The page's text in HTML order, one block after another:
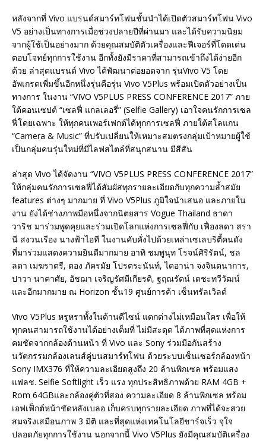
หลังจากที่ Vivo แบรนด์สมาร์ทโฟนชั้นนำได้เปิดตัวสมาร์ทโฟน Vivo
V5 อย่างเป็นทางการเมื่อช่วงปลายปีที่ผ่านมา และได้รับความนิยม
จากผู้ใช้เป็นอย่างมาก ด้วยคุณสมบัติตัวเครื่องและฟีเจอร์ที่โดดเด่น
ตอบโจทย์ทุกการใช้งาน อีกทั้งยังมีราคาที่สามารถเข้าถึงได้ง่ายอีก
ด้วย ล่าสุดแบรนด์ Vivo ได้พัฒนาต่อยอดจาก รุ่นVivo V5 โดย
อัพเกรดเพี่มขึ้นอีกหนึ่งรุ่นคือรุ่น Vivo V5Plus พร้อมเปิดตัวอย่างเป็น
ทางการ ในงาน “VIVO V5PLUS PRESS CONFERENCE 2017” ภาย
ใต้คอนเซปต์ “เซลฟี่ แกลเลอรี่” (Selfie Gallery) เอาใจคนรักการเซล
ฟี่โดยเฉพาะ ให้ทุกคนเพอร์เฟกต์ได้ทุกการเซลฟี่ ภายใต้สโลแกน
“Camera & Music” ที่ปรับเปลี่ยนให้เหมาะสมตรงกลุ่มเป้าหมายผู้ใช้
เป็นกลุ่มคนรุ่นใหม่ที่มีไลฟสไตล์ที่สนุกสนาน มีสีสัน
ล่าสุด Vivo ได้จัดงาน “VIVO V5PLUS PRESS CONFERENCE 2017”
ให้กลุ่มคนรักการเซลฟี่ได้สัมผัสทุกรายละเอียดกับทุกความล้ำสมัย
features ต่างๆ มากมาย ที่ Vivo V5Plus ภูมิใจนำเสนอ และภายใน
งาน ยังได้ช่างภาพมือหนึ่งจากนิตยสาร Vogue Thailand ธาดา
วาริช มาร่วมพูดคุยและร่วมเปิดโลกแห่งการเซลฟี่กับ เฟื่องลดา สรา
นี สงวนเรือง นางฟ้าไอที ในงานคับคั่งไปด้วยเหล่าเซเลบริตี้คนดัง
ที่มาร่วมแสดงความยินดีมากมาย อาทิ ชมพูนุท โรจน์ศิริรัตน์, ชล
ลดา เมฆราตรี, ตอง ภัครมัย โปรตระนันท์, ไดอาน่า จงจินตนาการ,
ปาวา นาคาศัย, อัชฌา เจริญรัศมีเกียรติ, ฐฤณรัตน์ เดชะทวีวัฒน์
และอีกมากมาย ณ Horizon ชั้น19 ศูนย์การค้า เซ็นทรัลเวิลด์
Vivo V5Plus หรูหราทั้งในด้านดีไซน์ แตกต่างไม่เหมือนใคร เพื่อให้
ทุกคนสามารถใช้งานได้อย่างเต็มที่ ไม่มีสะดุด ได้ภาพที่สุดแห่งการ
คมชัดจากกล้องด้านหน้า ที่ Vivo และ Sony ร่วมมือกันสร้าง
นวัตกรรมกล้องเลนส์คู่บนสมาร์ทโฟน ด้วยระบบเซ็นเซอร์กล้องหน้า
Sony IMX376 ที่ให้ความละเอียดสูงถึง 20 ล้านพิกเซล พร้อมแสง
แฟลช. Selfie Softlight เร็ว แรง ทุกประสิทธิภาพด้วย RAM 4GB +
Rom 64GBและกล้องคู่ตัวที่สอง ความละเอียด 8 ล้านพิกเซล พร้อม
เอฟเฟ็กต์หน้าชัดหลังเบลอ เก็บครบทุกรายละเอียด ภาพที่ได้จะสวย
สมจริงเสมือนภาพ 3 มิติ และที่สุดแห่งเทคโนโลยีชาร์จเร็ว จุใจ
ปลอดภัยทุกการใช้งาน นอกจากนี้ Vivo V5Plus ยังมีคุณสมบัติเครื่อง